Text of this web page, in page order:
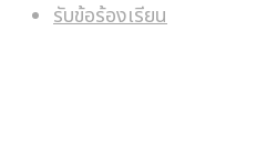
รับข้อร้องเรียน